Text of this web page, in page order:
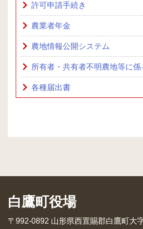
許可申請手続き
農業者年金
農地情報公開システム
所有者・共有者不明農地等に係
各種届出書
白鷹町役場
〒992-0892 山形県西置賜郡白鷹町大